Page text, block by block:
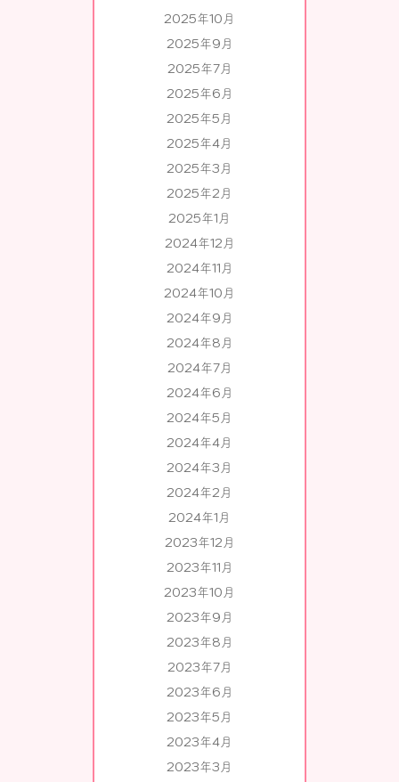
2025年10月
2025年9月
2025年7月
2025年6月
2025年5月
2025年4月
2025年3月
2025年2月
2025年1月
2024年12月
2024年11月
2024年10月
2024年9月
2024年8月
2024年7月
2024年6月
2024年5月
2024年4月
2024年3月
2024年2月
2024年1月
2023年12月
2023年11月
2023年10月
2023年9月
2023年8月
2023年7月
2023年6月
2023年5月
2023年4月
2023年3月